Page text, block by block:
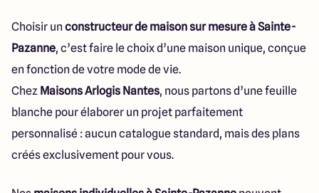
Choisir un constructeur de maison sur mesure à Sainte-
Pazanne, c’est faire le choix d’une maison unique, conçue
en fonction de votre mode de vie.
Chez Maisons Arlogis Nantes, nous partons d’une feuille
blanche pour élaborer un projet parfaitement
personnalisé : aucun catalogue standard, mais des plans
créés exclusivement pour vous.